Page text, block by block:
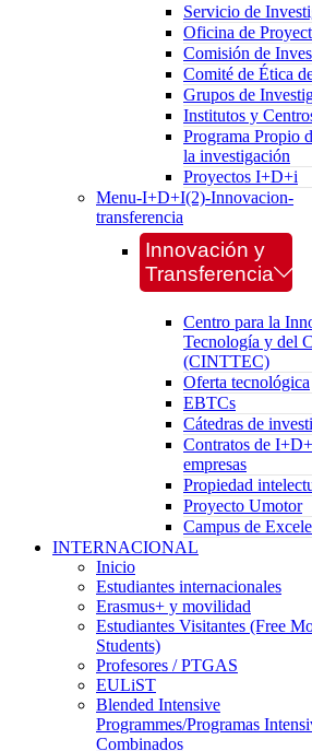
Servicio de
Oficina de
Comisión de
Comité de Ética
Grupos de
Institutos y
Programa Propio
la investigación
Proyectos I+D+i
Menu-I+D+I(2)-Innovacion-
transferencia
Innovación y
Transferencia
Centro para la
Tecnología y del
(CINTTEC)
Oferta tecnológica
EBTCs
Cátedras de
Contratos de
empresas
Propiedad
Proyecto Umotor
Campus de
INTERNACIONAL
Inicio
Estudiantes internacionales
Erasmus+ y movilidad
Estudiantes Visitantes (Free
Students)
Profesores / PTGAS
EULiST
Blended Intensive
Programmes/Programas
Combinados